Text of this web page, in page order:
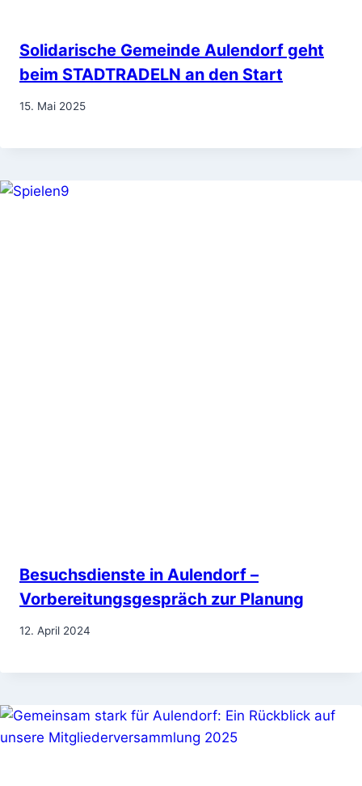
Solidarische Gemeinde Aulendorf geht
beim STADTRADELN an den Start
15. Mai 2025
Besuchsdienste in Aulendorf –
Vorbereitungsgespräch zur Planung
12. April 2024